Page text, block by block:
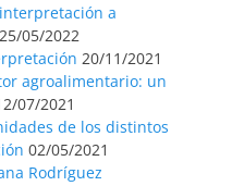
a
25/05/2022
20/11/2021
agroalimentario: un
07/2021
de los distintos
02/05/2021
Rodríguez